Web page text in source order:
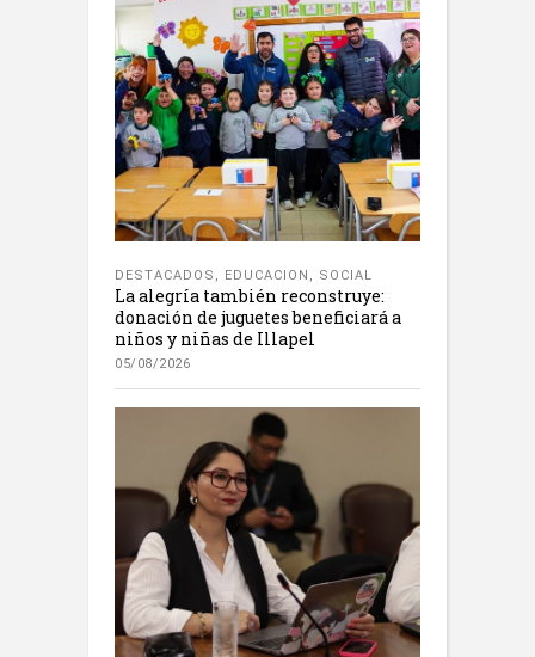
DESTACADOS , EDUCACION , SOCIAL
La alegría también reconstruye:
donación de juguetes beneficiará a
niños y niñas de Illapel
05/08/2026